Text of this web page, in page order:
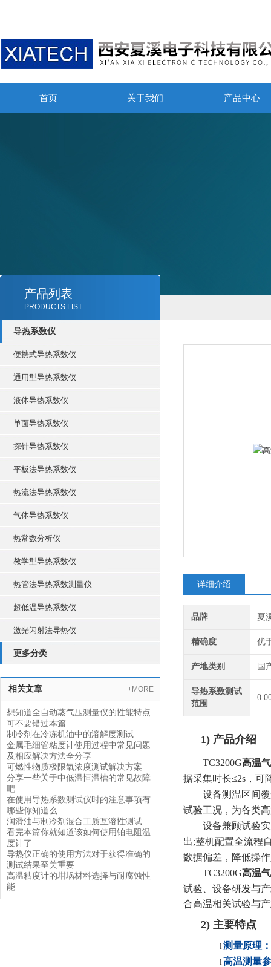
首页 关于我们 产品中心
产品列表
PRODUCTS LIST
导热系数仪
便携式导热系数仪
通用型导热系数仪
液体导热系数仪
单面导热系数仪
探针导热系数仪
平板法导热系数仪
热流法导热系数仪
气体导热系数仪
热常数分析仪
教学型导热系数仪
热管法导热系数测量仪
超低温导热系数仪
激光闪射法导热仪
更多分类
相关文章 +MORE
想知道全自动蒸气压测量仪的性能特点
可不要错过本篇
制冷剂在冷冻机油中的溶解度测试
金属毛细管粘度计使用过程中常见问题
及相应解决方法全分享
可燃性物质极限氧浓度测试解决方案
分享一些关于中低温恒温槽的常见故障
吧
在使用导热系数测试仪时的注意事项有
哪些你知道么
润滑油与制冷剂混合工质互溶性测试
看完本篇你就知道该如何使用铂电阻温
度计了
导热仪正确的使用方法对于获得准确的
测试结果至关重要
高温粘度计的坩埚材料选择与耐腐蚀性
能
详细介绍
品牌 夏
精确度 优
产地类别 国
导热系数测试
范围
1) 产品介绍
TC3200G高温
据采集时长≤2s，可
设备测温区间
试验工况，为各类
设备兼顾试验
出;整机配置全流程
数据偏差，降低操
TC3200G高温
试验、设备研发与
合高温相关试验与
2) 主要特点
l测量原理 ：
l高温测量